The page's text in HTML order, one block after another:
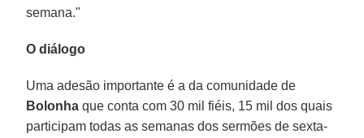
semana."
O diálogo
Uma adesão importante é a da comunidade de
Bolonha que conta com 30 mil fiéis, 15 mil dos quais
participam todas as semanas dos sermões de sexta-